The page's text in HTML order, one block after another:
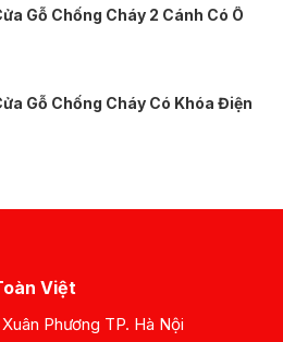
Gỗ Chống Cháy 2 Cánh Có Ô
Gỗ Chống Cháy Có Khóa Điện
Việt
Phương TP. Hà Nội